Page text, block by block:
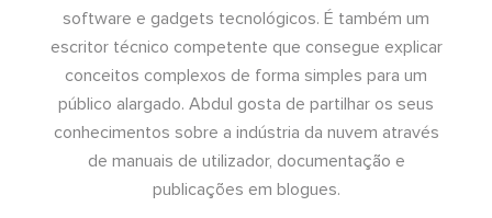
software e gadgets tecnológicos. É também um
escritor técnico competente que consegue explicar
conceitos complexos de forma simples para um
público alargado. Abdul gosta de partilhar os seus
conhecimentos sobre a indústria da nuvem através
de manuais de utilizador, documentação e
publicações em blogues.